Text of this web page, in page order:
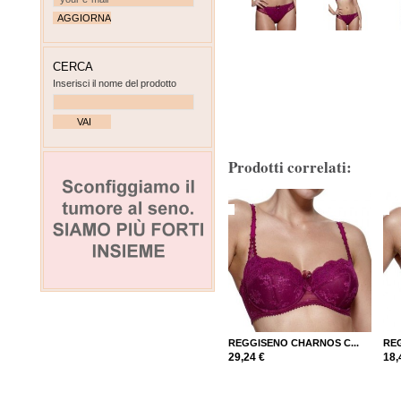
Prodotti correlati:
REGGISENO CHARNOS C...
29,24 €
CERCA
Inserisci il nome del prodotto